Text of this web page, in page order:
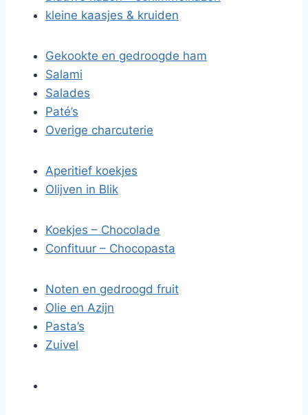
kleine kaasjes & kruiden
Gekookte en gedroogde ham
Salami
Salades
Paté’s
Overige charcuterie
Aperitief koekjes
Olijven in Blik
Koekjes – Chocolade
Confituur – Chocopasta
Noten en gedroogd fruit
Olie en Azijn
Pasta’s
Zuivel